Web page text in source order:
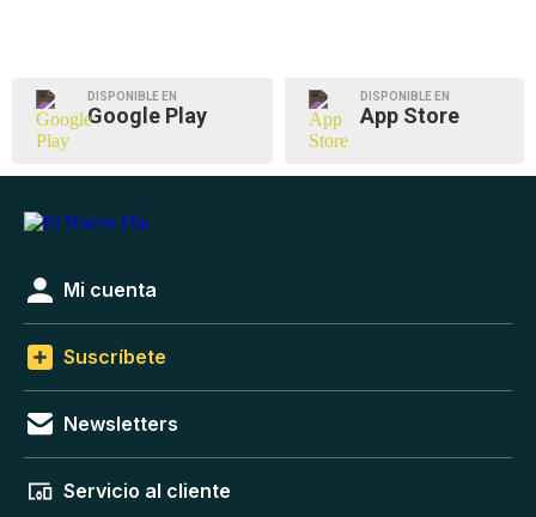
DISPONIBLE EN
Google Play
DISPONIBLE EN
App Store
Mi cuenta
Suscríbete
Newsletters
Servicio al cliente